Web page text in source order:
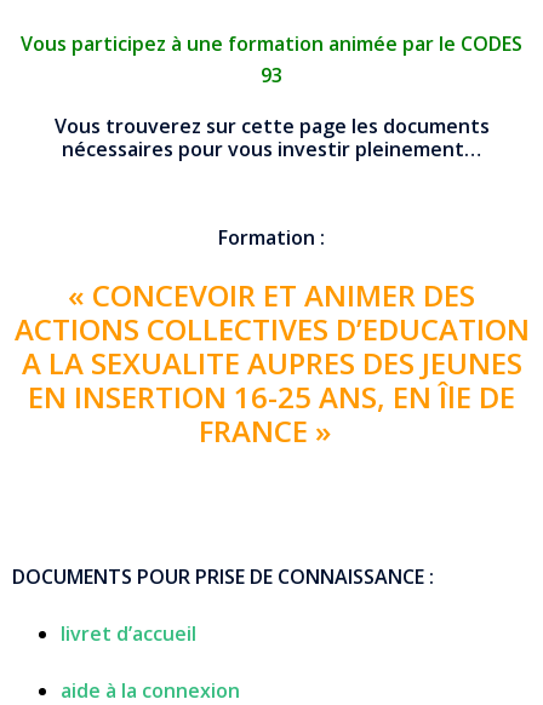
Vous participez à une formation animée par le CODES
93
Vous trouverez sur cette page les documents
nécessaires pour vous investir pleinement…
Formation :
« CONCEVOIR ET ANIMER DES
ACTIONS COLLECTIVES D’EDUCATION
A LA SEXUALITE AUPRES DES JEUNES
EN INSERTION 16-25 ANS, EN ÎlE DE
FRANCE »
DOCUMENTS POUR PRISE DE CONNAISSANCE :
livret d’accueil
aide à la connexion